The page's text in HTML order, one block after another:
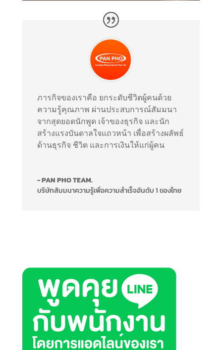
ภารกิจของเราคือ ยกระดับชีวิตผู้คนด้วย
ความรู้คุณภาพ ผ่านประสบการณ์สัมมนา
จากสุดยอดนักพูด เจ้าของธุรกิจ และนัก
สร้างแรงบันดาลใจแถวหน้า เพื่อสร้างผลัพธ์
ด้านธุรกิจ ชีวิต และการเงินให้แก่ผู้คน
- PAN PHO TEAM.
บริษัทสัมมนาความรู้เพื่อความสำเร็จอันดับ 1 ของไทย